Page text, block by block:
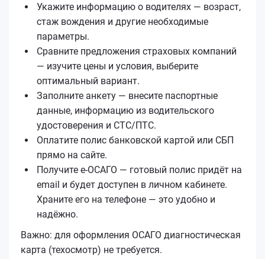
Укажите информацию о водителях — возраст,
стаж вождения и другие необходимые
параметры.
Сравните предложения страховых компаний
— изучите цены и условия, выберите
оптимальный вариант.
Заполните анкету — внесите паспортные
данные, информацию из водительского
удостоверения и СТС/ПТС.
Оплатите полис банковской картой или СБП
прямо на сайте.
Получите е‑ОСАГО — готовый полис придёт на
email и будет доступен в личном кабинете.
Храните его на телефоне — это удобно и
надёжно.
Важно: для оформления ОСАГО диагностическая
карта (техосмотр) не требуется.